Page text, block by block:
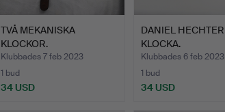
TVÅ MEKANISKA
KLOCKOR.
Klubbades 7 feb 2023
1 bud
34 USD
DANIEL HECHTER
KLOCKA.
Klubbades 6 feb 2023
1 bud
34 USD